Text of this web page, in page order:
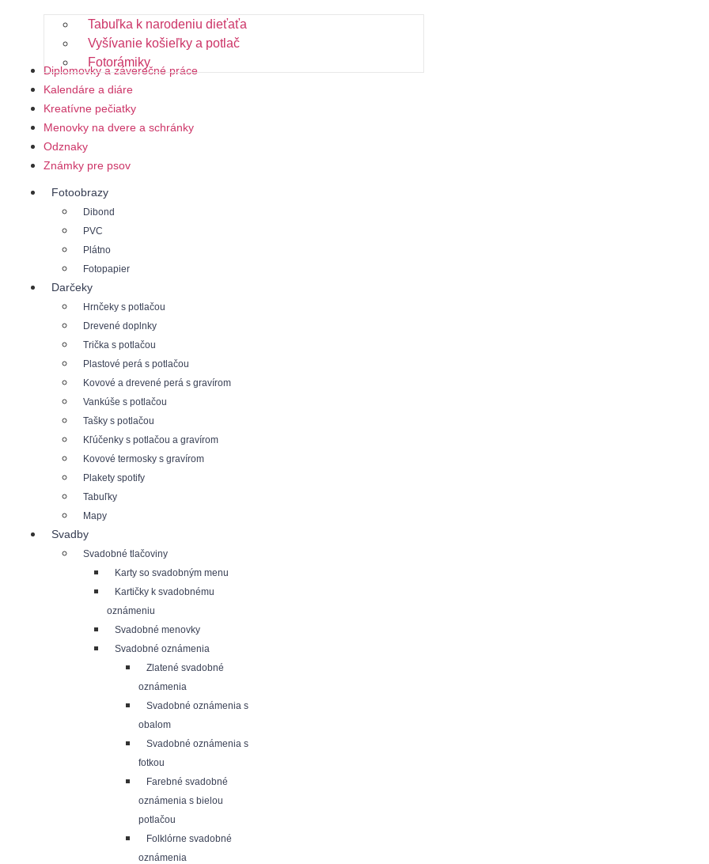
Tabuľka k narodeniu dieťaťa
Vyšívanie košieľky a potlač
Fotorámiky
Diplomovky a záverečné práce
Kalendáre a diáre
Kreatívne pečiatky
Menovky na dvere a schránky
Odznaky
Známky pre psov
Fotoobrazy
Dibond
PVC
Plátno
Fotopapier
Darčeky
Hrnčeky s potlačou
Drevené doplnky
Trička s potlačou
Plastové perá s potlačou
Kovové a drevené perá s gravírom
Vankúše s potlačou
Tašky s potlačou
Kľúčenky s potlačou a gravírom
Kovové termosky s gravírom
Plakety spotify
Tabuľky
Mapy
Svadby
Svadobné tlačoviny
Karty so svadobným menu
Kartičky k svadobnému
oznámeniu
Svadobné menovky
Svadobné oznámenia
Zlatené svadobné
oznámenia
Svadobné oznámenia s
obalom
Svadobné oznámenia s
fotkou
Farebné svadobné
oznámenia s bielou
potlačou
Folklórne svadobné
oznámenia